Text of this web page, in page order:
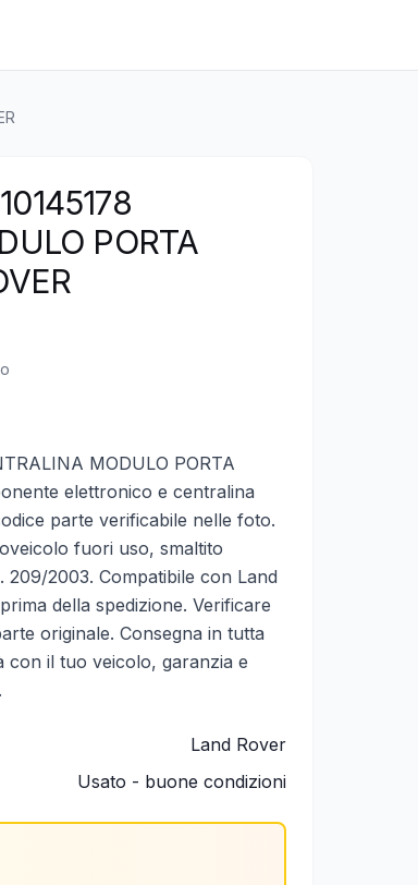
PORTA
MODULO PORTA
elettronico e centralina
parte verificabile nelle foto.
fuori uso, smaltito
209/2003. Compatibile con Land
della spedizione. Verificare
originale. Consegna in tutta
con il tuo veicolo, garanzia e
Land Rover
Usato - buone condizioni